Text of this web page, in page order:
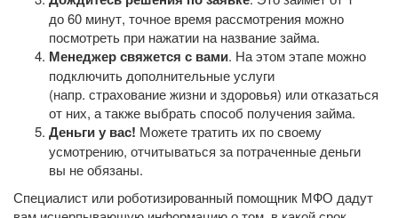
до 60 минут, точное время рассмотрения можно
посмотреть при нажатии на название займа.
Менеджер свяжется с вами. На этом этапе можно
подключить дополнительные услуги
(напр. страхование жизни и здоровья) или отказаться
от них, а также выбрать способ получения займа.
Деньги у вас! Можете тратить их по своему
усмотрению, отчитываться за потраченные деньги
вы не обязаны.
Специалист или роботизированный помощник МФО дадут